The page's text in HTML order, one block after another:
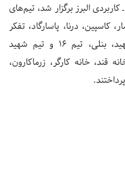
کاربردی البرز برگزار شد، تیم‌های
کاسپین، درنا، پاسارگاد، تفکر
نوین، پرواز، ندای موفقیت، بنیاد شهید، بنلی، تیم 16 و تیم شهید
قند، خانه کارگر، زرماکارون،